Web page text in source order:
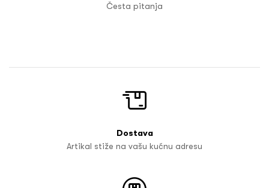
Česta pitanja
Dostava
Artikal stiže na vašu kućnu adresu